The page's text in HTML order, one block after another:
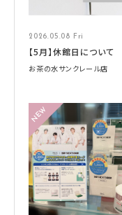
2026.05.08 Fri
【5月】休館日について
お茶の水サンクレール店